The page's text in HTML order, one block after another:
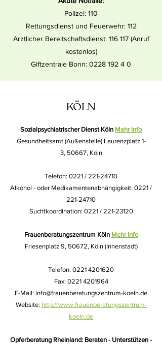
Polizei: 110
Rettungsdienst und Feuerwehr: 112
Arztlicher Bereitschaftsdienst: 116 117 (Anruf
kostenlos)
Giftzentrale Bonn: 0228 192 4 0
KÖLN
Sozialpsychiatrischer Dienst Köln Mehr Info
Gesundheitsamt (Außenstelle) Laurenzplatz 1-
3, 50667, Köln
Telefon: 0221 / 221-24710
Alkohol - oder Medikamentenabhängigkeit: 0221 /
221-24710
Suchtkoordination: 0221 / 221-23120
Frauenberatungszentrum Köln Mehr Info
Friesenplatz 9, 50672, Köln (Innenstadt)
Telefon: 0221 4201620
Fax: 0221 4201964
E-Mail: info@frauenberatungszentrum-koeln.de
Website: http://www.frauenberatungszentrum-
koeln.de
Opferberatung Rheinland: Beraten - Unterstützen -